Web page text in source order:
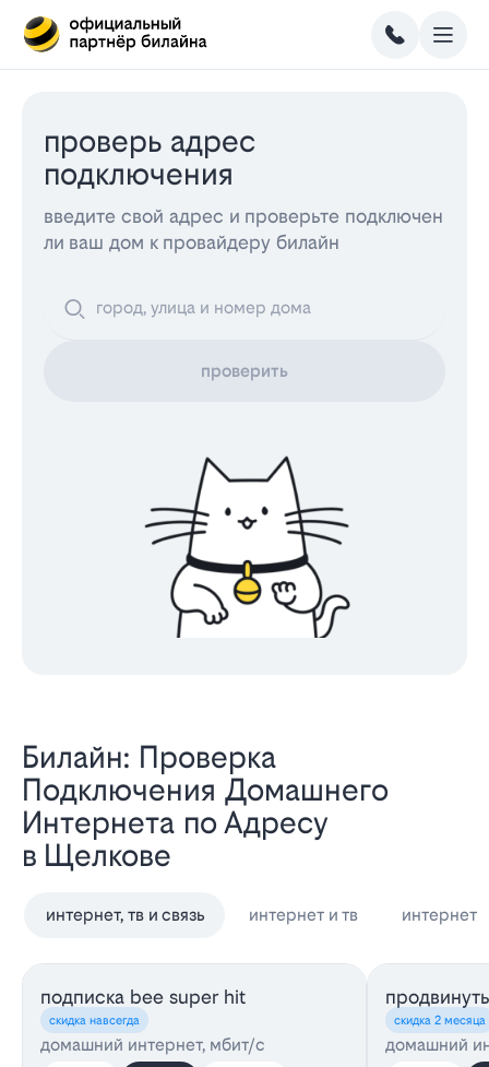
проверь адрес
подключения
введите свой адрес и проверьте подключен
ли ваш дом к провайдеру билайн
проверить
Билайн: Проверка
Подключения Домашнего
Интернета по Адресу
в Щелкове
интернет, тв и связь интернет и тв интернет
подписка bee super hit
скидка навсегда
домашний интернет, мбит/с
скидка 2 месяца
домашний